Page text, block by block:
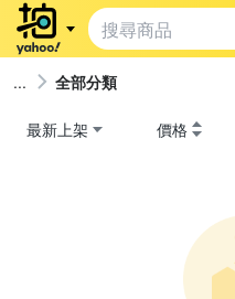
全部分類
最新上架 價格